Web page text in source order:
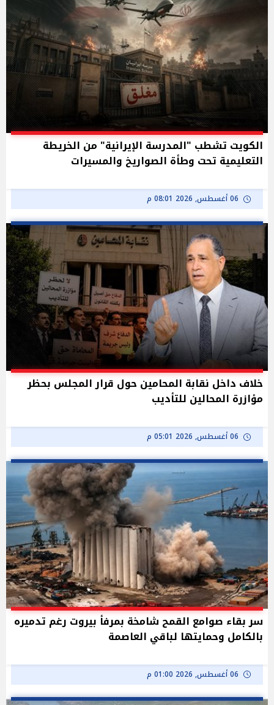
الكويت تشطب "المدرسة الإيرانية" من الخريطة
التعليمية تحت وطأة الصواريخ والمسيرات
06 أغسطس, 2026 08:01 م
خلاف داخل نقابة المحامين حول قرار المجلس بحظر
مؤازرة المحالين للتأديب
06 أغسطس, 2026 05:01 م
سر بقاء صوامع القمح شامخة بمرفأ بيروت رغم تدميره
بالكامل وحمايتها لباقي العاصمة
06 أغسطس, 2026 01:00 م